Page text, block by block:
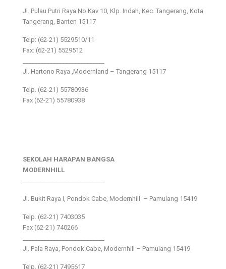
Jl. Pulau Putri Raya No.Kav 10, Klp. Indah, Kec. Tangerang, Kota
Tangerang, Banten 15117
Telp: (62-21) 5529510/11
Fax: (62-21) 5529512
Jl. Hartono Raya ,Modernland – Tangerang 15117
Telp. (62-21) 55780936
Fax (62-21) 55780938
SEKOLAH HARAPAN BANGSA
MODERNHILL
Jl. Bukit Raya I, Pondok Cabe, Modernhill – Pamulang 15419
Telp. (62-21) 7403035
Fax (62-21) 740266
Jl. Pala Raya, Pondok Cabe, Modernhill – Pamulang 15419
Telp. (62-21) 7495617